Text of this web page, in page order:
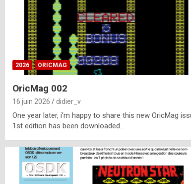
2026 ORICMAG
OricMag 002
16 juin 2026 didier_v
One year later, i’m happy to share this new OricMag
1st edition has been downloaded…